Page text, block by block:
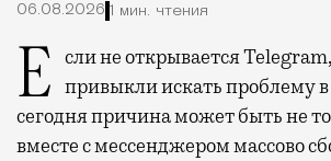
06.08.2026 1 мин. чтения
Если не открывается Telegram, все уже давно привыкли искать проблему
сегодня причина может быть не
вместе с мессенджером массово